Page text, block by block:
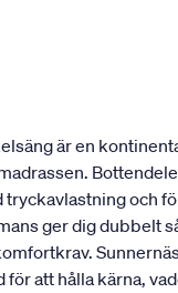
är en
och
ger dig dubbelt
att hålla kärna,